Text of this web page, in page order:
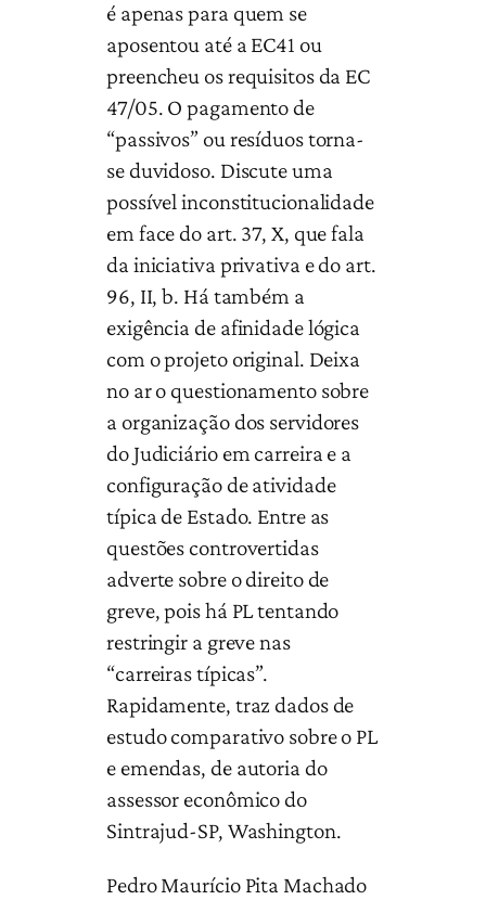
é apenas para quem se
aposentou até a EC41 ou
preencheu os requisitos da EC
47/05. O pagamento de
“passivos” ou resíduos torna-
se duvidoso. Discute uma
possível inconstitucionalidade
em face do art. 37, X, que fala
da iniciativa privativa e do art.
96, II, b. Há também a
exigência de afinidade lógica
com o projeto original. Deixa
no ar o questionamento sobre
a organização dos servidores
do Judiciário em carreira e a
configuração de atividade
típica de Estado. Entre as
questões controvertidas
adverte sobre o direito de
greve, pois há PL tentando
restringir a greve nas
“carreiras típicas”.
Rapidamente, traz dados de
estudo comparativo sobre o PL
e emendas, de autoria do
assessor econômico do
Sintrajud-SP, Washington.
Pedro Maurício Pita Machado